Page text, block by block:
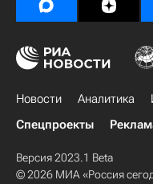
Новости Аналитика
Спецпроекты
Версия 2023.1 Beta
© 2026 МИА «Россия